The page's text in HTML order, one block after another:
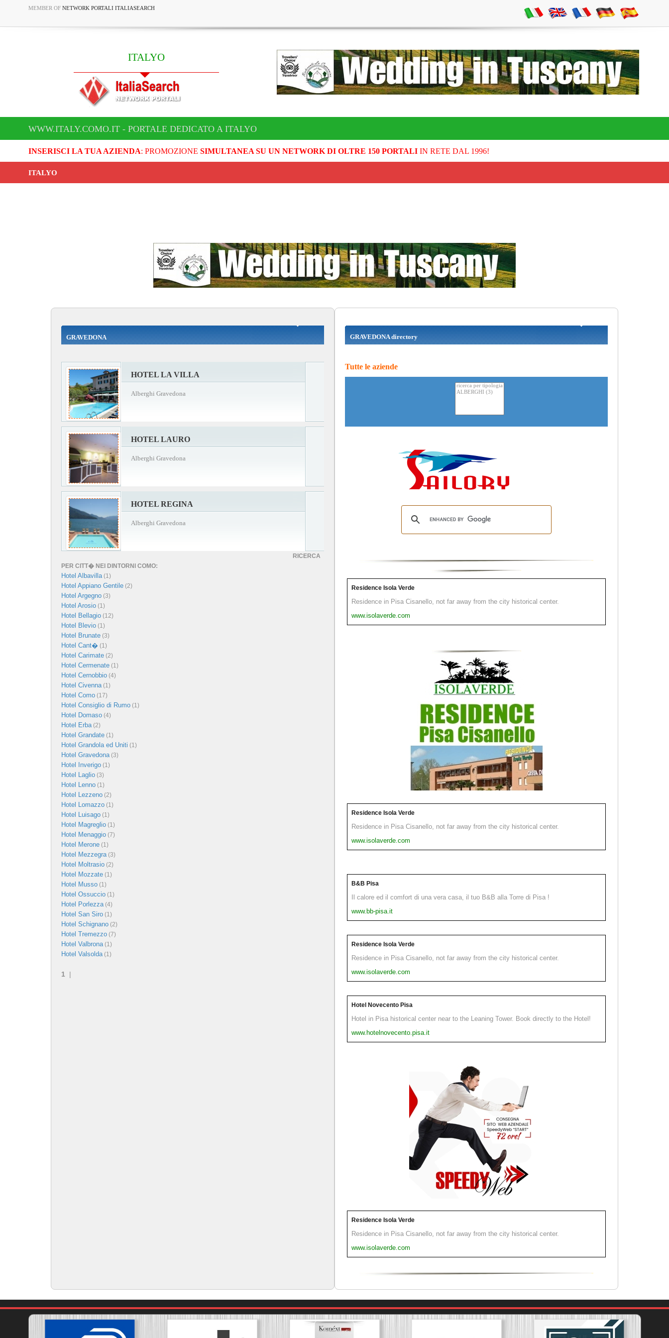
MEMBER OF NETWORK PORTALI ITALIASEARCH
ITALYO
WWW.ITALY.COMO.IT - PORTALE DEDICATO A ITALYO
INSERISCI LA TUA AZIENDA: PROMOZIONE SIMULTANEA SU UN NETWORK DI OLTRE 150 PORTALIIN RETE DAL 1996!
ITALYO
GRAVEDONA
HOTEL LA VILLA
Alberghi Gravedona
HOTEL LAURO
Alberghi Gravedona
HOTEL REGINA
Alberghi Gravedona
RICERCA
PER CITT� NEI DINTORNI COMO:
Hotel Albavilla(1)
Hotel Appiano Gentile (2)
Hotel Argegno (3)
Hotel Arosio (1)
Hotel Bellagio (12)
Hotel Blevio (1)
Hotel Brunate (3)
Hotel Cant� (1)
Hotel Carimate (2)
Hotel Cermenate (1)
Hotel Cernobbio (4)
Hotel Civenna(1)
Hotel Como (17)
Hotel Consiglio di Rumo (1)
Hotel Domaso (4)
Hotel Erba(2)
Hotel Grandate (1)
Hotel Grandola ed Uniti (1)
Hotel Gravedona(3)
Hotel Inverigo (1)
Hotel Laglio (3)
Hotel Lenno (1)
Hotel Lezzeno (2)
Hotel Lomazzo (1)
Hotel Luisago (1)
Hotel Magreglio (1)
Hotel Menaggio (7)
Hotel Merone (1)
Hotel Mezzegra(3)
Hotel Moltrasio (2)
Hotel Mozzate (1)
Hotel Musso (1)
Hotel Ossuccio (1)
Hotel Porlezza(4)
Hotel San Siro (1)
Hotel Schignano (2)
Hotel Tremezzo (7)
Hotel Valbrona(1)
Hotel Valsolda(1)
1 |
GRAVEDONA directory
Tutte le aziende
Residence Isola Verde
Residence in Pisa Cisanello, not far away from the city historical center.
www.isolaverde.com
Residence Isola Verde
Residence in Pisa Cisanello, not far away from the city historical center.
www.isolaverde.com
B&B Pisa
Il calore ed il comfort di una vera casa, il tuo B&B alla Torre di Pisa !
www.bb-pisa.it
Residence Isola Verde
Residence in Pisa Cisanello, not far away from the city historical center.
www.isolaverde.com
Hotel Novecento Pisa
Hotel in Pisa historical center near to the Leaning Tower. Book directly to the Hotel!
www.hotelnovecento.pisa.it
Residence Isola Verde
Residence in Pisa Cisanello, not far away from the city historical center.
www.isolaverde.com